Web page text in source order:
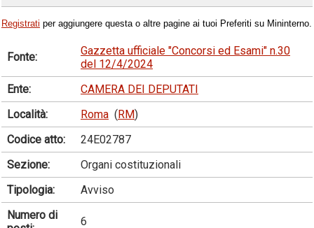
Registrati per aggiungere questa o altre pagine ai tuoi Preferiti su Mininterno.
Fonte:
Gazzetta ufficiale "Concorsi ed Esami" n.30
del 12/4/2024
Ente:
CAMERA DEI DEPUTATI
Località:
Roma (RM)
Codice atto:
24E02787
Sezione:
Organi costituzionali
Tipologia:
Avviso
Numero di
6